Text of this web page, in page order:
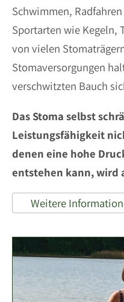
Schwimmen,
Sportarten wie Kegeln,
von vielen
Stomaversorgungen
verschwitzten Bauch
Das Stoma selbst
Leistungsfähigkeit
denen eine hohe
entstehen kann, wird
Weitere